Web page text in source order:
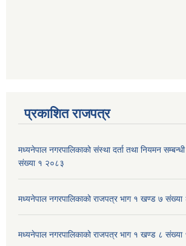
प्रकाशित राजपत्र
मध्यनेपाल नगरपालिकाको संस्था दर्ता तथा नियमन
संख्या १ २०८३
मध्यनेपाल नगरपालिकाको राजपत्र भाग १ खण्ड ७
मध्यनेपाल नगरपालिकाको राजपत्र भाग १ खण्ड ८ संख्या